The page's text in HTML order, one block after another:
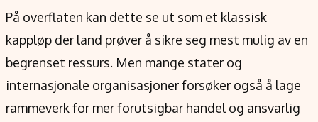
På overflaten kan dette se ut som et klassisk
kappløp der land prøver å sikre seg mest mulig av en
begrenset ressurs. Men mange stater og
internasjonale organisasjoner forsøker også å lage
rammeverk for mer forutsigbar handel og ansvarlig